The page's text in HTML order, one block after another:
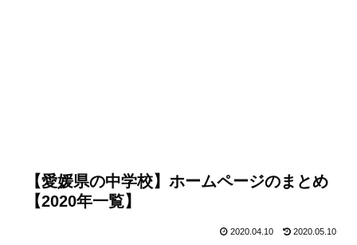
【愛媛県の中学校】ホームページのまとめ
【2020年一覧】
2020.04.10 2020.05.10